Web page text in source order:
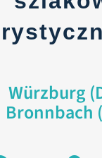
Würzburg
Bronnbach